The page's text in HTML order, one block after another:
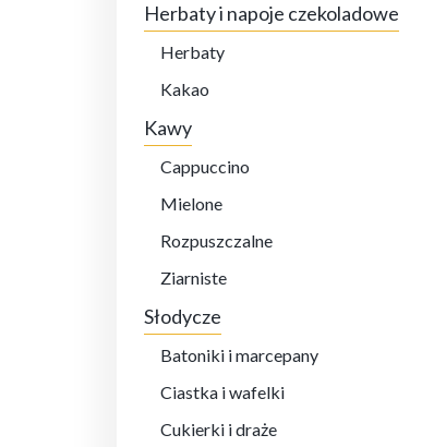
Herbaty i napoje czekoladowe
Herbaty
Kakao
Kawy
Cappuccino
Mielone
Rozpuszczalne
Ziarniste
Słodycze
Batoniki i marcepany
Ciastka i wafelki
Cukierki i draże